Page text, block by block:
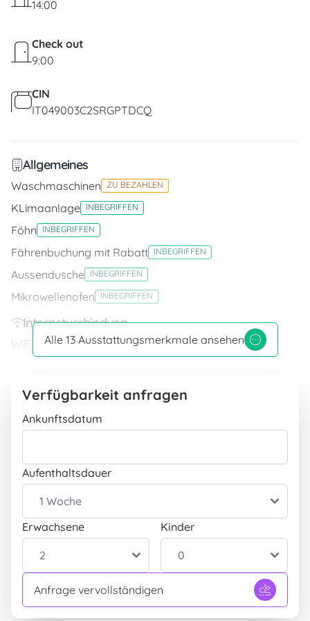
14:00
Check out
9:00
CIN
IT049003C2SRGPTDCQ
Allgemeines
Waschmaschinen ZU BEZAHLEN
KLimaanlage INBEGRIFFEN
Föhn INBEGRIFFEN
Fährenbuchung mit Rabatt INBEGRIFFEN
Aussendusche INBEGRIFFEN
Mikrowellenofen INBEGRIFFEN
Internetverbindung
WiFi Verbindung INBEGRIFFEN
Fernseher INBEGRIFFEN
Geeignetheit
Aussenbereich
Garten INBEGRIFFEN
INBEGRIFFEN
Überdachter Parkplatz INBEGRIFFEN
Terasse/Arkade INBEGRIFFEN
Alle 13 Ausstattungsmerkmale ansehen
Verfügbarkeit anfragen
Ankunftsdatum
Aufenthaltsdauer
Erwachsene Kinder
Anfrage vervollständigen